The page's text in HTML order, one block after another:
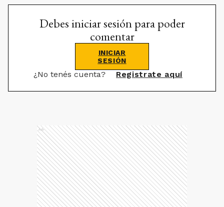
Debes iniciar sesión para poder
comentar
INICIAR
SESIÓN
¿No tenés cuenta? Registrate aquí
Ads